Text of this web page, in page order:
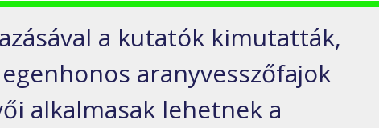
a kutatók kimutatták,
aranyvesszőfajok
alkalmasak lehetnek a